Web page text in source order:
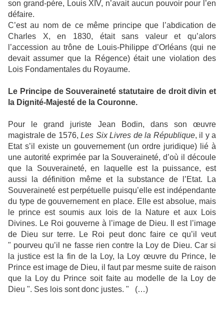
son grand-père, Louis XIV, n’avait aucun pouvoir pour l’en
défaire.
C’est au nom de ce même principe que l’abdication de
Charles X, en 1830, était sans valeur et qu’alors
l’accession au trône de Louis-Philippe d’Orléans (qui ne
devait assumer que la Régence) était une violation des
Lois Fondamentales du Royaume.
Le Principe de Souveraineté statutaire de droit divin et
la Dignité-Majesté de la Couronne.
Pour le grand juriste Jean Bodin, dans son œuvre
magistrale de 1576,Les Six Livres de la République, il y a
Etat s’il existe un gouvernement (un ordre juridique) lié à
une autorité exprimée par la Souveraineté, d’où il découle
que la Souveraineté, en laquelle est la puissance, est
aussi la définition même et la substance de l’Etat. La
Souveraineté est perpétuelle puisqu’elle est indépendante
du type de gouvernement en place. Elle est absolue, mais
le prince est soumis aux lois de la Nature et aux Lois
Divines. Le Roi gouverne à l’image de Dieu. Il est l’image
de Dieu sur terre. Le Roi peut donc faire ce qu’il veut
" pourveu qu’il ne fasse rien contre la Loy de Dieu. Car si
la justice est la fin de la Loy, la Loy œuvre du Prince, le
Prince est image de Dieu, il faut par mesme suite de raison
que la Loy du Prince soit faite au modelle de la Loy de
Dieu ". Ses lois sont donc justes. "
(…)